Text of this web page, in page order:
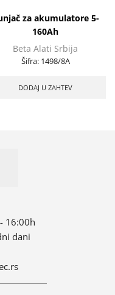
za akumulatore 5-
160Ah
Beta Alati Srbija
Šifra: 1498/8A
DODAJ U ZAHTEV
16:00h
dani